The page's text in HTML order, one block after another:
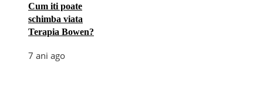
Cum iti poate
schimba viata
Terapia Bowen?
7 ani ago